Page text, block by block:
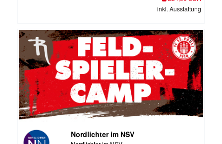
inkl. Ausstattung
Nordlichter im NSV